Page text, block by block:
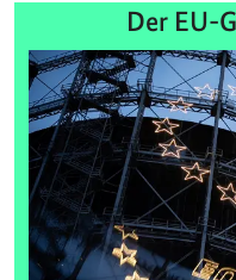
Der EU-